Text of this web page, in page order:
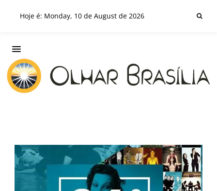
Hoje é: Monday, 10 de August de 2026